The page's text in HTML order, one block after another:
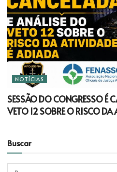
NOTÍCIAS
SESSÃO DO CONGRESSO É
VETO 12 SOBRE O RISCO
Buscar